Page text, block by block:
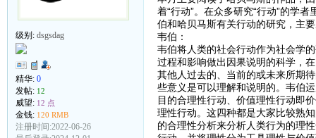
级别: dsgsdag
精华: 0
发帖: 12
威望: 12 点
金钱: 120 RMB
注册时间:2022-06-26
着“行动”。在众多研究“行动”的学
伯和哈贝马斯有关行动的研究，主
韦伯：
韦伯将人类的社会行动作为社会学
过程和影响做出因果说明的科学，
其他人过去的、当前的或未来所期
些意义是可以理解和说明的。韦伯
目的合理性行动、价值理性行动即
理性行动。这四种都是大家比较熟
的合理性分析来分析人类行为的理